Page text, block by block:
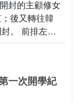
封的主顧修女
後又轉往韓
。 前排左
修女，派翠斯
一次開學紀